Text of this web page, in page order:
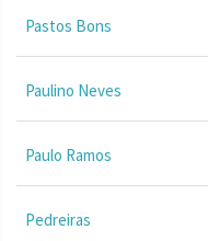
Pastos Bons
Paulino Neves
Paulo Ramos
Pedreiras